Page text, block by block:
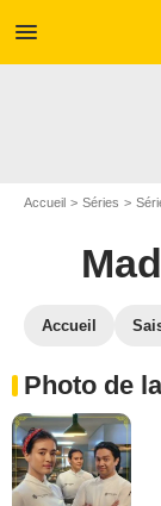
menu
Accueil Séries
Accueil
Photo de